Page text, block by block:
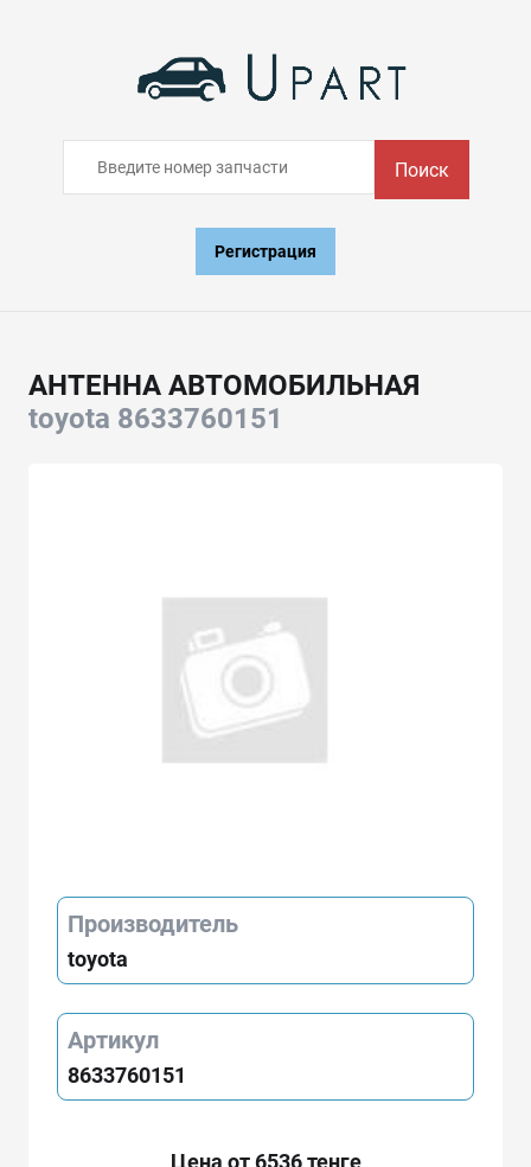
Поиск
Регистрация
АНТЕННА АВТОМОБИЛЬНАЯ
toyota 8633760151
Производитель
toyota
Артикул
8633760151
Цена от 6536 тенге